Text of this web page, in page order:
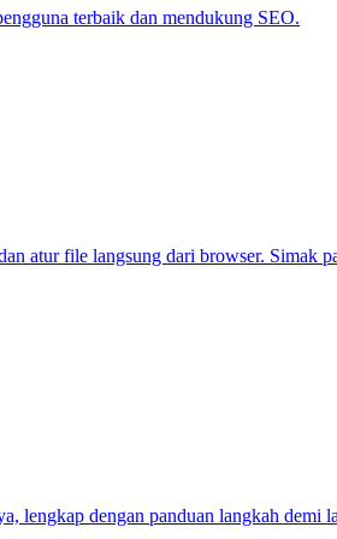
terbaik dan mendukung SEO.
atur file langsung dari browser. Simak
lengkap dengan panduan langkah demi